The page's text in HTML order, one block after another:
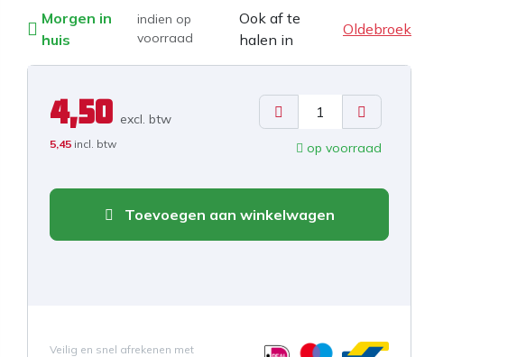
Morgen in
huis
indien op
voorraad
Ook af te
halen in
Oldebroek
4,50 excl. btw
5,45 incl. btw op voorraad
Toevoegen aan winkelwagen
Veilig en snel afrekenen met